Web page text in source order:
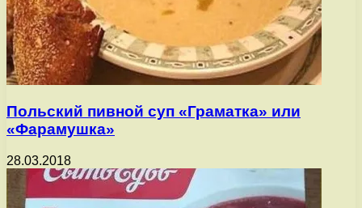
Польский пивной суп «Граматка» или
«Фарамушка»
28.03.2018